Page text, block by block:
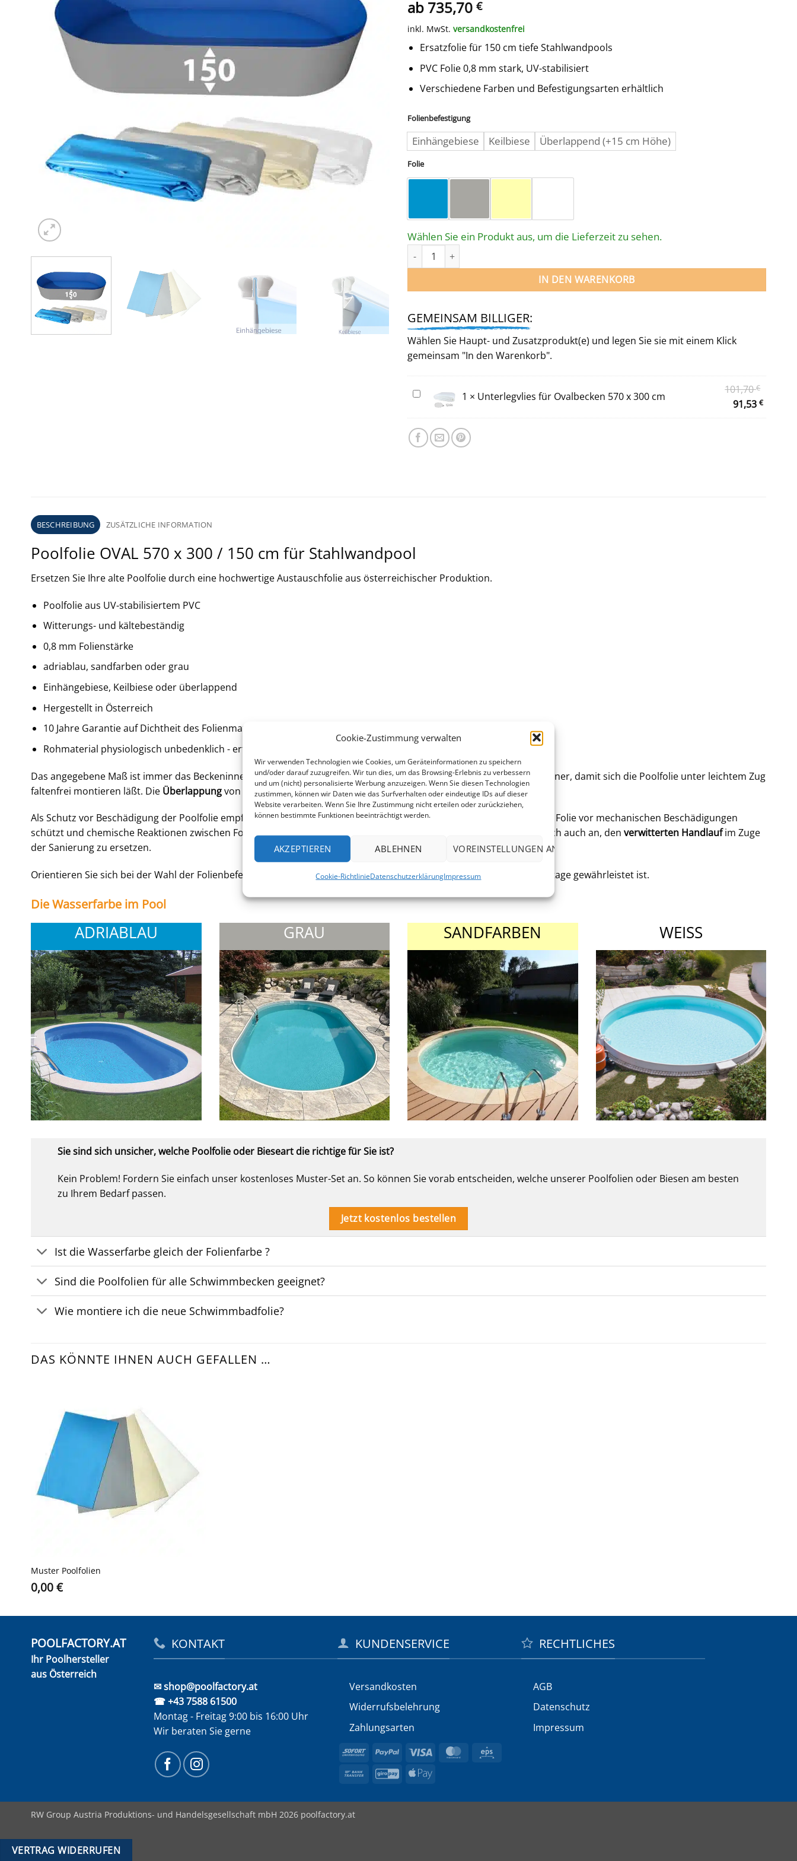
Cookie-Zustimmung verwalten
Wir verwenden Technologien wie Cookies, um Geräteinformationen zu speichern
und/oder darauf zuzugreifen. Wir tun dies, um das Browsing-Erlebnis zu verbessern
und um (nicht) personalisierte Werbung anzuzeigen. Wenn Sie diesen Technologien
zustimmen, können wir Daten wie das Surfverhalten oder eindeutige IDs auf dieser
Website verarbeiten. Wenn Sie Ihre Zustimmung nicht erteilen oder zurückziehen,
können bestimmte Funktionen beeinträchtigt werden.
AKZEPTIEREN ABLEHNEN VOREINSTELLUNGEN ANZEIGEN
Cookie-RichtlinieDatenschutzerklärungImpressum
ab 735,70 €
inkl. MwSt. versandkostenfrei
Ersatzfolie für 150 cm tiefe Stahlwandpools
PVC Folie 0,8 mm stark, UV-stabilisiert
Verschiedene Farben und Befestigungsarten erhältlich
Folienbefestigung
Einhängebiese Keilbiese Überlappend (+15 cm Höhe)
Folie
Wählen Sie ein Produkt aus, um die Lieferzeit zu sehen.
Poolfolie OVAL 570 x 300 / 150 cm für Stahlwandpool Menge
IN DEN WARENKORB
GEMEINSAM BILLIGER:
Wählen Sie Haupt- und Zusatzprodukt(e) und legen Sie sie mit einem Klick
gemeinsam "In den Warenkorb".
Unterlegvlies
Ovalbecken
570 x 300 cm
1 × Unterlegvlies für Ovalbecken 570 x 300 cm
101,70€
Preis
war:
91,53 €
Preis
BESCHREIBUNG ZUSÄTZLICHE INFORMATION
Poolfolie OVAL 570 x 300 / 150 cm für Stahlwandpool
Ersetzen Sie Ihre alte Poolfolie durch eine hochwertige Austauschfolie aus österreichischer Produktion.
Poolfolie aus UV-stabilisiertem PVC
Witterungs- und kältebeständig
0,8 mm Folienstärke
adriablau, sandfarben oder grau
Einhängebiese, Keilbiese oder überlappend
Hergestellt in Österreich
10 Jahre Garantie auf Dichtheit des Folienmaterials
Rohmaterial physiologisch unbedenklich - erfüllt die Norm für Kinderspielzeug EN 71-3
Das angegebene Maß ist immer das Beckeninnenmaß. Die tatsächlichen Folienmaße sind um ein paar Zentimeter kleiner, damit sich die Poolfolie unter leichtem Zug
faltenfrei montieren läßt. Die Überlappungvon Folien beträgt in der Regel 10-15 Zentimeter.
Als Schutz vor Beschädigung der Poolfolie empfehlen wir zusätzlich die Verwendung eines
, da es die Folie vor mechanischen Beschädigungen
schützt und chemische Reaktionen zwischen Folie und Untergrund verhindert. Anläßlich des Folientausches bietet sich auch an, den verwitterten Handlaufim Zuge
der Sanierung zu ersetzen.
Orientieren Sie sich bei der Wahl der Folienbefestigung an Ihrer bestehenden Poolfolie, damit eine problemlose Montage gewährleistet ist.
Die Wasserfarbe im Pool
ADRIABLAU GRAU SANDFARBEN WEISS
Sie sind sich unsicher, welche Poolfolie oder Bieseart die richtige für Sie ist?
Kein Problem! Fordern Sie einfach unser kostenloses Muster-Set an. So können Sie vorab entscheiden, welche unserer Poolfolien oder Biesen am besten
zu Ihrem Bedarf passen.
Jetzt kostenlos bestellen
Ist die Wasserfarbe gleich der Folienfarbe ?
Sind die Poolfolien für alle Schwimmbecken geeignet?
Wie montiere ich die neue Schwimmbadfolie?
DAS KÖNNTE IHNEN AUCH GEFALLEN …
Muster Poolfolien
0,00 €
POOLFACTORY.AT
Ihr Poolhersteller
aus Österreich
KONTAKT
✉ shop@poolfactory.at
☎ +43 7588 61500
Montag - Freitag 9:00 bis 16:00 Uhr
Wir beraten Sie gerne
KUNDENSERVICE
Versandkosten
Widerrufs­belehrung
Zahlungsarten
Sofort PayPal Visa MasterCard
Bank
GiroPayApple
RECHTLICHES
AGB
Datenschutz
Impressum
RW Group Austria Produktions- und Handelsgesellschaft mbH 2026 poolfactory.at
VERTRAG WIDERRUFEN